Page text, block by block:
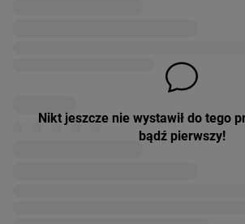
Nikt jeszcze nie wystawił do tego
bądź pierwszy!